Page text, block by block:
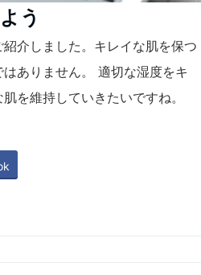
う
介しました。キレイな肌を保つ
ありません。 適切な湿度をキ
を維持していきたいですね。